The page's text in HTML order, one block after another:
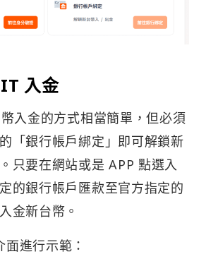
入金
入金的方式相當簡單，但必須
「銀行帳戶綁定」即可解鎖新
只要在網站或是 APP 點選入
的銀行帳戶匯款至官方指定的
金新台幣。
進行示範：